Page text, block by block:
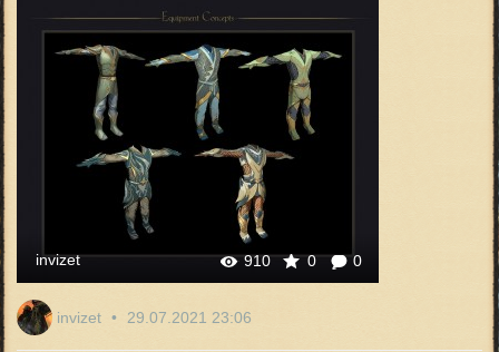
910 0 0
invizet
invizet 29.07.2021 23:06